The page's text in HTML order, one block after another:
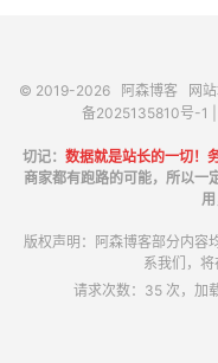
© 2019-2026 阿森博客 网
备2025135810号-1
切记： 数据就是站长的一切！
商家都有跑路的可能，所以一
版权声明：阿森博客部分内容
系我们，将
请求次数：35 次，加